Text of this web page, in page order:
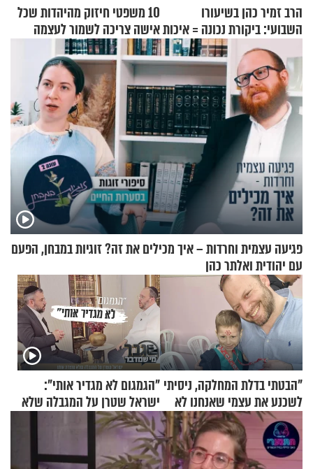
הרב זמיר כהן בשיעורו
השבועי: ביקורת נכונה = איכות
10 משפטי חיזוק מהיהדות שכל
אישה צריכה לשמור לעצמה
פגיעה עצמית וחרדות – איך מכילים את זה? זוגיות במבחן, הפעם
עם יהודית ואלתר כהן
"הבטתי בדלת המחלקה, ניסיתי
לשכנע את עצמי שאנחנו לא
שייכים לשם"
"הגמגום לא מגדיר אותי":
ישראל שטרן על המגבלה שלא
עוצרת אותו